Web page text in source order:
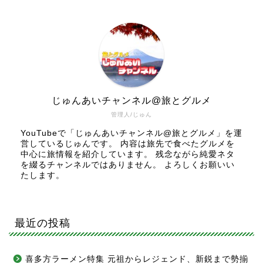
管理人/じゅん
じゅんあいチャンネル@旅とグルメ
YouTubeで「じゅんあいチャンネル@旅とグルメ」を運
営しているじゅんです。 内容は旅先で食べたグルメを
中心に旅情報を紹介しています。 残念ながら純愛ネタ
を綴るチャンネルではありません。 よろしくお願いい
たします。
最近の投稿
喜多方ラーメン特集 元祖からレジェンド、新鋭まで勢揃